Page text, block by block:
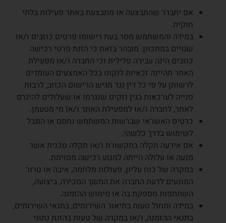
אם יתברר שהתבצעה או מתבצעת באתר פעילות בלתי
חוקית.
במידה והמשתמש מסר בעת רישומו פרטים כוזבים ו/או
שגויים במתכוון. מובהר בזאת כי הזנת פרטי רכישה
כוזבים הינה עבירה פלילית וכי החברה ו/או מפעילת
האתר תהיינה זכאיות לנקוט בכל האמצעים העומדים
לרשותן על פי כל דין נגד מגיש הרישום הכוזב; לרבות
פנייה לערכאות בגין נזקים שנגרמו או שעלולים להיגרם
לאתר, לחברה ו/או למפעילת האתר ו/או מי מטעמן.
כרטיס האשראי שברשות המשתמש נחסם או הוגבל
לשימוש בדרך כלשהי.
אם אירעה תקלה בתקשורת ו/או תקלה טכנית אשר
מנעה או עלולה הייתה למנוע רכישה מסוימת.
במקרה של כוח עליון, פעולות מלחמה, איבה או טרור
המונעים לדעת החברה את המשך המכירה, ביצועה,
השתתפות מספקת בה או מימוש ההזמנה.
במידה ותחול טעות בתיאור השירותים, בתנאי השירותים,
בתנאי ההזמנה, ו/או במקרה של טעות בהזנת נתוני